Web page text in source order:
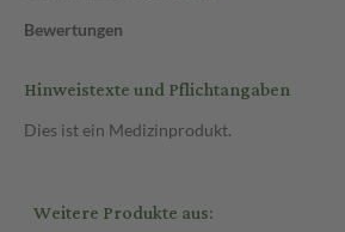
Bewertungen
Hinweistexte und Pflichtangaben
Dies ist ein Medizinprodukt.
Weitere Produkte aus: